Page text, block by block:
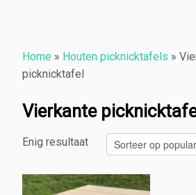
Home » Houten picknicktafels »
picknicktafel
Vierkante
Enig resultaat